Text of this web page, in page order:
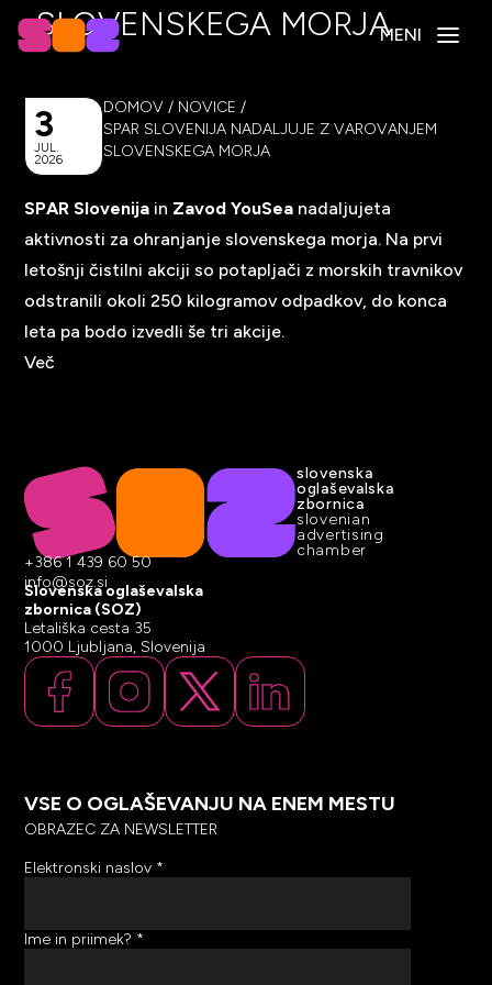
MENI
SLOVENSKEGA MORJA
3
JUL.
2026
DOMOV / NOVICE /
SPAR SLOVENIJA NADALJUJE Z VAROVANJEM
SLOVENSKEGA MORJA
SPAR Slovenija in Zavod YouSea nadaljujeta
aktivnosti za ohranjanje slovenskega morja. Na prvi
letošnji čistilni akciji so potapljači z morskih travnikov
odstranili okoli 250 kilogramov odpadkov, do konca
leta pa bodo izvedli še tri akcije.
Več
slovenska
oglaševalska
zbornica
slovenian
advertising
chamber
+386 1 439 60 50
info@soz.si
Slovenska oglaševalska
zbornica (SOZ)
Letališka cesta 35
1000 Ljubljana, Slovenija
VSE O OGLAŠEVANJU NA ENEM MESTU
OBRAZEC ZA NEWSLETTER
Elektronski naslov *
Ime in priimek? *